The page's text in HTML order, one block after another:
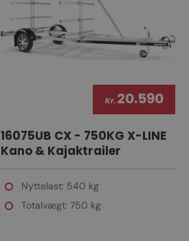
Kr.20.590
16075UB CX - 750KG X-LINE
Kano & Kajaktrailer
Nyttelast: 540 kg
Totalvægt: 750 kg